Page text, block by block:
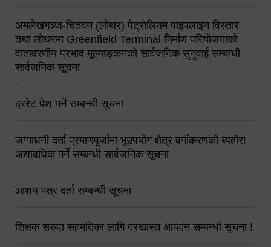
अमलेखगञ्ज-चितवन (लोथर) पेट्रोलियम पाइपलाइन विस्तार
तथा लोथरमा Greenfield Terminal निर्माण परियोजनाको
वातावरणीय प्रभाव मूल्याङ्कनको सार्वजनिक सुनुवाई सम्बन्धी
सार्वजनिक सूचना
दररेट पेश गर्ने सम्बन्धी सूचना
जग्गाधनी दर्ता प्रमाणपूर्जामा भूउपयोग क्षेत्र वर्गीकरणको ब्यहोरा
अद्यावधिक गर्ने सम्बन्धी सार्वजनिक सूचना
आशय पत्र दर्ता सम्बन्धी सूचना
शिक्षक सरुवा सहमतिका लागि दरखास्त आव्हान सम्बन्धी सूचना !